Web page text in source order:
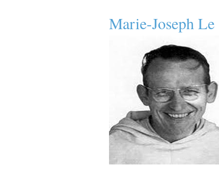
Marie-Joseph